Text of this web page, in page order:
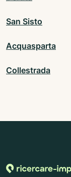
San Sisto
Acquasparta
Collestrada